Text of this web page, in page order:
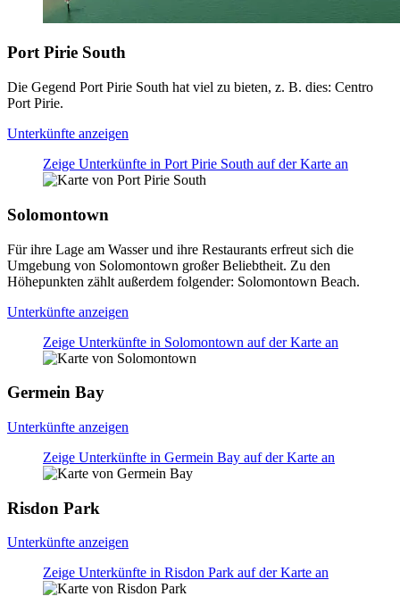
Port Pirie South
Die Gegend Port Pirie South hat viel zu bieten, z. B. dies: Centro
Port Pirie.
Unterkünfte anzeigen
Zeige Unterkünfte in Port Pirie South auf der Karte an
Solomontown
Für ihre Lage am Wasser und ihre Restaurants erfreut sich die
Umgebung von Solomontown großer Beliebtheit. Zu den
Höhepunkten zählt außerdem folgender: Solomontown Beach.
Unterkünfte anzeigen
Zeige Unterkünfte in Solomontown auf der Karte an
Germein Bay
Unterkünfte anzeigen
Zeige Unterkünfte in Germein Bay auf der Karte an
Risdon Park
Unterkünfte anzeigen
Zeige Unterkünfte in Risdon Park auf der Karte an